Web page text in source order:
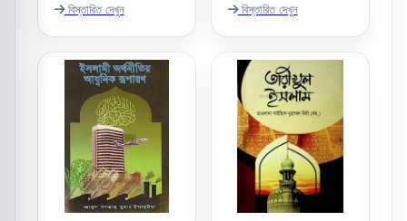
বিস্তারিত দেখুন বিস্তারিত দেখুন